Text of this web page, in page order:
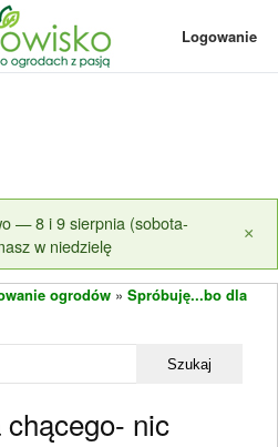
Logowanie
— 8 i 9 sierpnia (sobota-
w niedzielę
×
ogrodów » Spróbuję...bo dla
Szukaj
nic